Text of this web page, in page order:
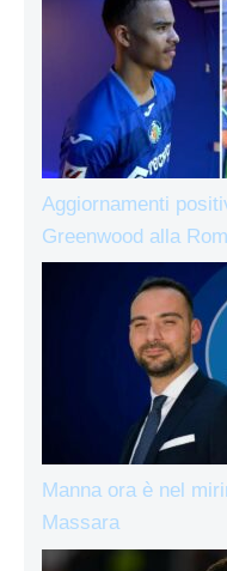
Aggiornamenti
Greenwood alla
Manna ora è nel
Massara